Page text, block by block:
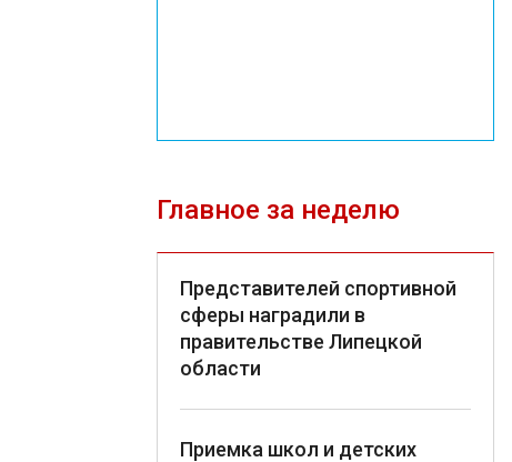
Главное за неделю
Представителей спортивной
сферы наградили в
правительстве Липецкой
области
Приемка школ и детских